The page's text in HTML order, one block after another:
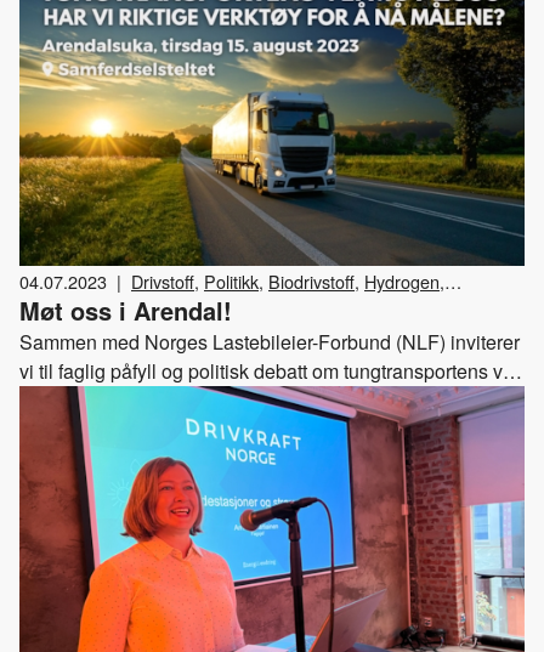
04.07.2023 | Drivstoff, Politikk, Biodrivstoff, Hydrogen,
Elektrisitet,Klima og miljø
Møt oss i Arendal!
Sammen med Norges Lastebileier-Forbund (NLF) inviterer
vi til faglig påfyll og politisk debatt om tungtransportens vei
mot 2030 under Arendalsuka. Du finner oss i
Samferdselsteltet tirsdag 15. august kl. 17:00.